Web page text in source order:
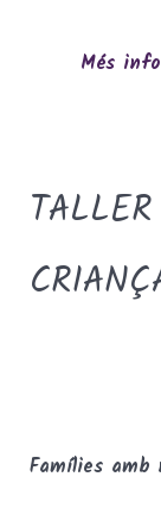
Més
Famílies amb